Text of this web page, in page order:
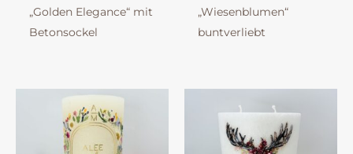
„Golden Elegance“ mit
Betonsockel
„Wiesenblumen“
buntverliebt